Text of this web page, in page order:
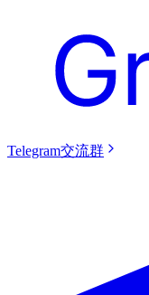
Telegram交流群